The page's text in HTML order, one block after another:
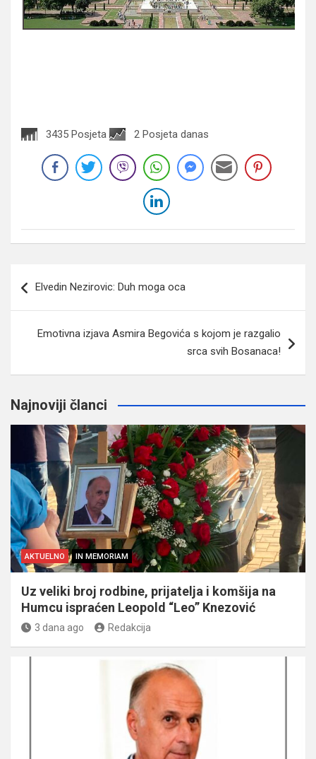
3435 Posjeta 2 Posjeta danas
članaka
Elvedin Nezirovic: Duh moga oca
Emotivna izjava Asmira Begovića s kojom je razgalio
srca svih Bosanaca!
Najnoviji članci
AKTUELNO IN MEMORIAM
Uz veliki broj rodbine, prijatelja i komšija na
Humcu ispraćen Leopold “Leo” Knezović
3 dana ago Redakcija